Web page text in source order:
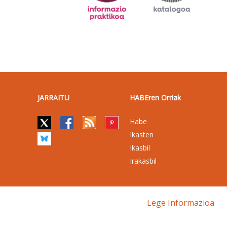
JARRAITU HABEren Orriak
Habe
Ikasten
Ikasbil
Irakasbil
Lege Informazioa